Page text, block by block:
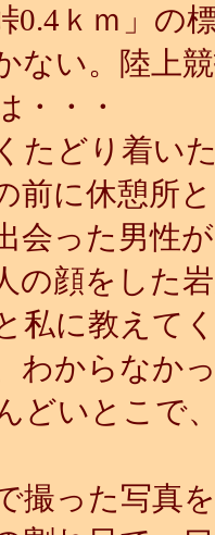
0.4ｋｍ」の
ない。陸上
・・・
たどり着い
前に休憩所
会った男性
の顔をした
私に教えて
わからなか
どいとこで
撮った写真